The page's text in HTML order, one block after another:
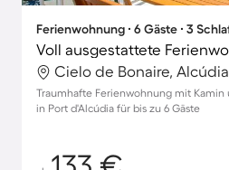
Ferienwohnung ∙ 6 Gäste ∙ 3
Cielo de Bonaire,
Traumhafte Ferienwohnung mit Kamin
in Port d'Alcúdia für bis zu 6 Gäste